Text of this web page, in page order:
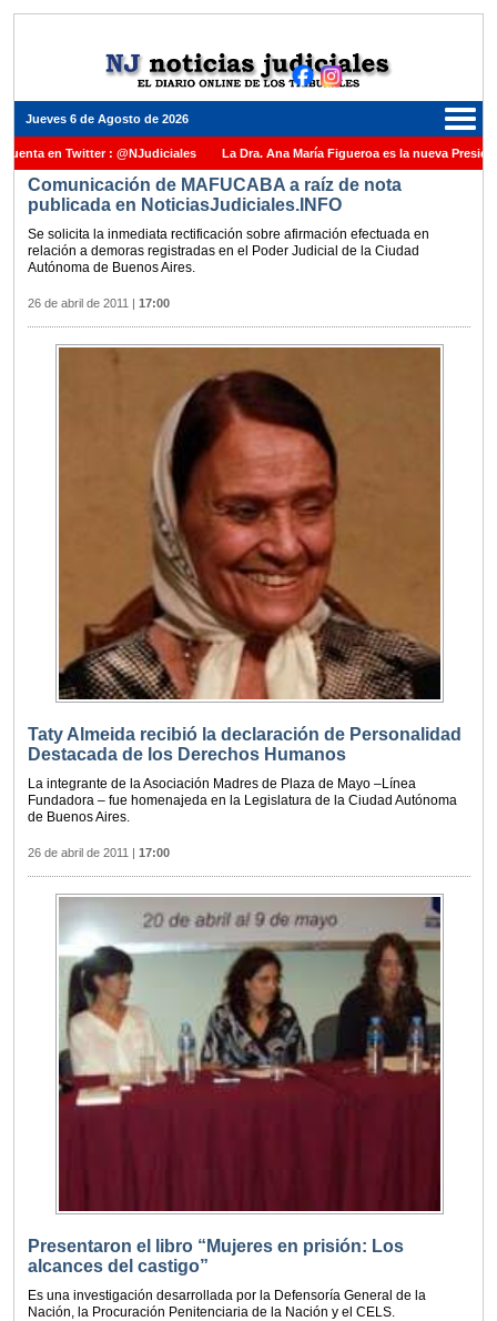
Jueves 6 de Agosto de 2026
en Twitter : @NJudiciales La Dra. Ana María Figueroa es la nueva Presidente de
Nación una medalla al Dr. Raul Zaffaroni en reconocimiento por su paso por el
Juez Daniel Rafecas
Comunicación de MAFUCABA a raíz de nota
publicada en NoticiasJudiciales.INFO
Se solicita la inmediata rectificación sobre afirmación efectuada en
relación a demoras registradas en el Poder Judicial de la Ciudad
Autónoma de Buenos Aires.
26 de abril de 2011 | 17:00
Taty Almeida recibió la declaración de Personalidad
Destacada de los Derechos Humanos
La integrante de la Asociación Madres de Plaza de Mayo –Línea
Fundadora – fue homenajeda en la Legislatura de la Ciudad Autónoma
de Buenos Aires.
26 de abril de 2011 | 17:00
Presentaron el libro “Mujeres en prisión: Los
alcances del castigo”
Es una investigación desarrollada por la Defensoría General de la
Nación, la Procuración Penitenciaria de la Nación y el CELS.